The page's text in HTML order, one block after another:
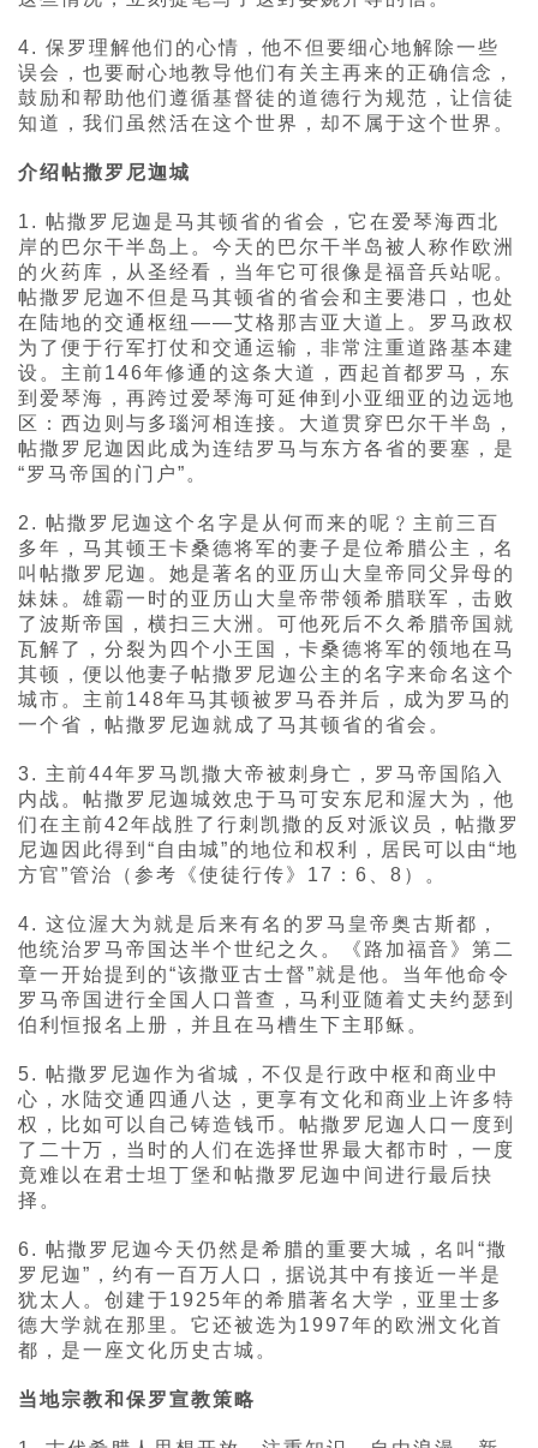
4. 保罗理解他们的心情，他不但要细心地解除一些
误会，也要耐心地教导他们有关主再来的正确信念，
鼓励和帮助他们遵循基督徒的道德行为规范，让信徒
知道，我们虽然活在这个世界，却不属于这个世界。
介绍帖撒罗尼迦城
1. 帖撒罗尼迦是马其顿省的省会，它在爱琴海西北
岸的巴尔干半岛上。今天的巴尔干半岛被人称作欧洲
的火药库，从圣经看，当年它可很像是福音兵站呢。
帖撒罗尼迦不但是马其顿省的省会和主要港口，也处
在陆地的交通枢纽——艾格那吉亚大道上。罗马政权
为了便于行军打仗和交通运输，非常注重道路基本建
设。主前146年修通的这条大道，西起首都罗马，东
到爱琴海，再跨过爱琴海可延伸到小亚细亚的边远地
区：西边则与多瑙河相连接。大道贯穿巴尔干半岛，
帖撒罗尼迦因此成为连结罗马与东方各省的要塞，是
“罗马帝国的门户”。
2. 帖撒罗尼迦这个名字是从何而来的呢﹖主前三百
多年，马其顿王卡桑德将军的妻子是位希腊公主，名
叫帖撒罗尼迦。她是著名的亚历山大皇帝同父异母的
妹妹。雄霸一时的亚历山大皇帝带领希腊联军，击败
了波斯帝国，横扫三大洲。可他死后不久希腊帝国就
瓦解了，分裂为四个小王国，卡桑德将军的领地在马
其顿，便以他妻子帖撒罗尼迦公主的名字来命名这个
城市。主前148年马其顿被罗马吞并后，成为罗马的
一个省，帖撒罗尼迦就成了马其顿省的省会。
3. 主前44年罗马凯撒大帝被刺身亡，罗马帝国陷入
内战。帖撒罗尼迦城效忠于马可安东尼和渥大为，他
们在主前42年战胜了行刺凯撒的反对派议员，帖撒罗
尼迦因此得到“自由城”的地位和权利，居民可以由“地
方官”管治（参考《使徒行传》17：6、8）。
4. 这位渥大为就是后来有名的罗马皇帝奥古斯都，
他统治罗马帝国达半个世纪之久。《路加福音》第二
章一开始提到的“该撒亚古士督”就是他。当年他命令
罗马帝国进行全国人口普查，马利亚随着丈夫约瑟到
伯利恒报名上册，并且在马槽生下主耶稣。
5. 帖撒罗尼迦作为省城，不仅是行政中枢和商业中
心，水陆交通四通八达，更享有文化和商业上许多特
权，比如可以自己铸造钱币。帖撒罗尼迦人口一度到
了二十万，当时的人们在选择世界最大都市时，一度
竟难以在君士坦丁堡和帖撒罗尼迦中间进行最后抉
择。
6. 帖撒罗尼迦今天仍然是希腊的重要大城，名叫“撒
罗尼迦”，约有一百万人口，据说其中有接近一半是
犹太人。创建于1925年的希腊著名大学，亚里士多
德大学就在那里。它还被选为1997年的欧洲文化首
都，是一座文化历史古城。
当地宗教和保罗宣教策略